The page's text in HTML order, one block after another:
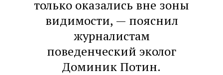
только оказались вне зоны
видимости, — пояснил
журналистам
поведенческий эколог
Доминик Потин.